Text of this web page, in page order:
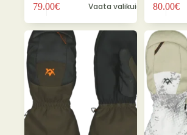
79.00€ Vaata valikuid
tootel
mitu
varianti.
Valikuid
saab
teha
tootelehel.
80.00€
tootel
on
mitu
varianti.
Valikuid
saab
teha
tootelehel.